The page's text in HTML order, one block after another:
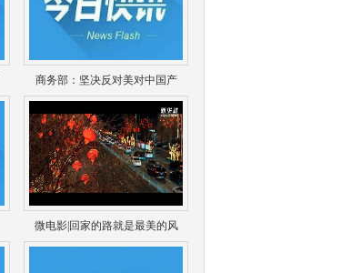
商务部：坚决反对美对中国产
微电影|回家的路就是最美的风